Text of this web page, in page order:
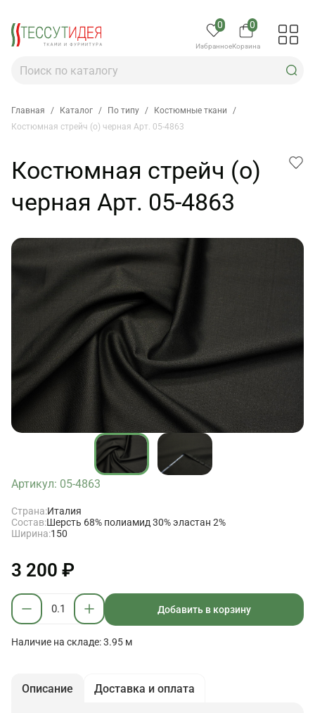
0
Избранное
0
Корзина
Главная / Каталог / По типу / Костюмные ткани
/
Костюмная стрейч (о) черная Арт. 05-4863
Костюмная стрейч (о)
черная Арт. 05-4863
Артикул: 05-4863
Страна:Италия
Состав:Шерсть 68% полиамид 30% эластан 2%
Ширина:150
3 200 ₽
Добавить в корзину
Наличие на складе: 3.95 м
Описание Доставка и оплата